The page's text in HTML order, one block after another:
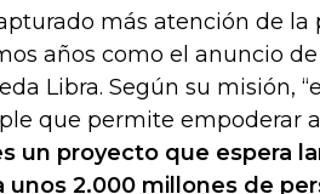
más atención de la
años como el anuncio
Libra. Según su misión,
que permite empoderar
un proyecto que espera
unos 2.000 millones de